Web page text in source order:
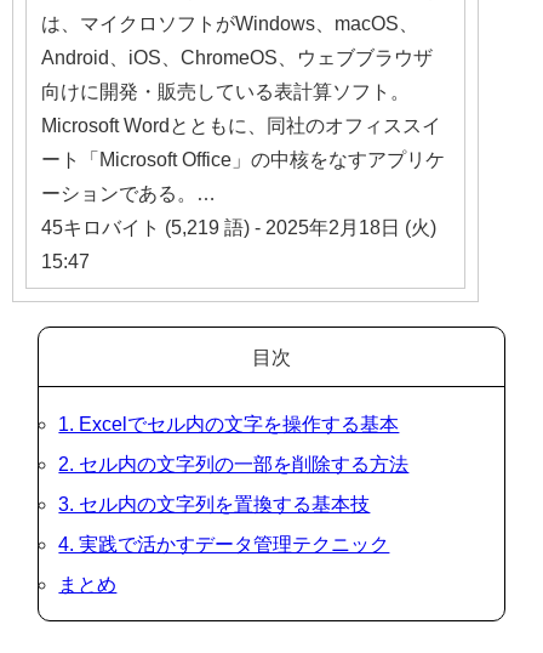
は、マイクロソフトがWindows、macOS、
Android、iOS、ChromeOS、ウェブブラウザ
向けに開発・販売している表計算ソフト。
Microsoft Wordとともに、同社のオフィススイ
ート「Microsoft Office」の中核をなすアプリケ
ーションである。…
45キロバイト (5,219 語) - 2025年2月18日 (火)
15:47
目次
1. Excelでセル内の文字を操作する基本
2. セル内の文字列の一部を削除する方法
3. セル内の文字列を置換する基本技
4. 実践で活かすデータ管理テクニック
まとめ